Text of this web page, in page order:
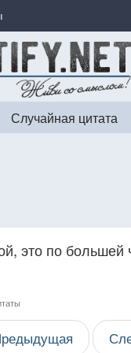
Случайная цитата
это по